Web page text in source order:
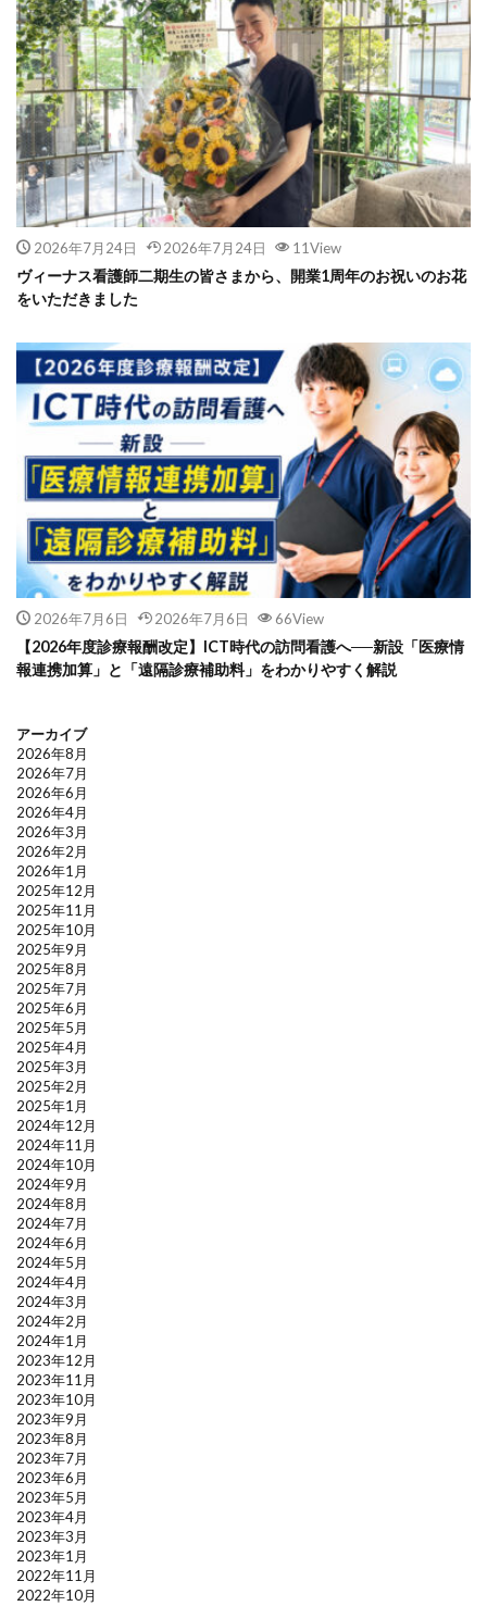
2026年7月24日 2026年7月24日 11View
ヴィーナス看護師二期生の皆さまから、開業1周年のお祝いのお花
をいただきました
2026年7月6日 2026年7月6日 66View
【2026年度診療報酬改定】ICT時代の訪問看護へ──新設「医療情
報連携加算」と「遠隔診療補助料」をわかりやすく解説
アーカイブ
2026年8月
2026年7月
2026年6月
2026年4月
2026年3月
2026年2月
2026年1月
2025年12月
2025年11月
2025年10月
2025年9月
2025年8月
2025年7月
2025年6月
2025年5月
2025年4月
2025年3月
2025年2月
2025年1月
2024年12月
2024年11月
2024年10月
2024年9月
2024年8月
2024年7月
2024年6月
2024年5月
2024年4月
2024年3月
2024年2月
2024年1月
2023年12月
2023年11月
2023年10月
2023年9月
2023年8月
2023年7月
2023年6月
2023年5月
2023年4月
2023年3月
2023年1月
2022年11月
2022年10月